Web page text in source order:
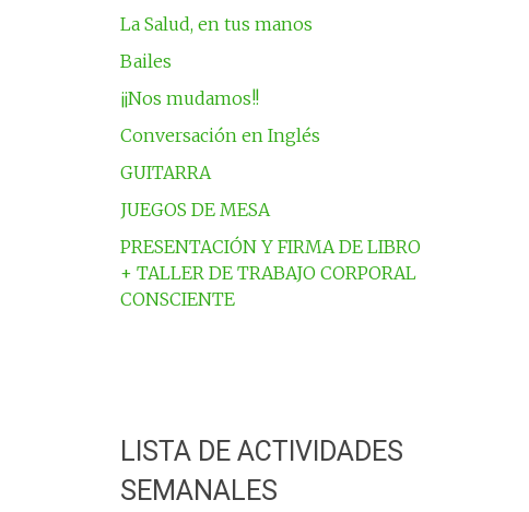
La Salud, en tus manos
Bailes
¡¡Nos mudamos!!
Conversación en Inglés
GUITARRA
JUEGOS DE MESA
PRESENTACIÓN Y FIRMA DE LIBRO
+ TALLER DE TRABAJO CORPORAL
CONSCIENTE
LISTA DE ACTIVIDADES
SEMANALES